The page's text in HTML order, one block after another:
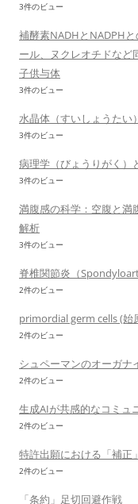
3件のビュー
補酵素NADHとNADPH
ール、ヌクレオチドなど
子供与体
3件のビュー
水晶体（すいしょうたい
3件のビュー
病理学（びょうりがく）
3件のビュー
満腹感の科学：空腹と満
解析
3件のビュー
脊椎関節炎（
2件のビュー
primordial germ cells (始
2件のビュー
シュペーマンのオーガナ
2件のビュー
生成AIが共感的なコミュ
2件のビュー
特許出願における「補
2件のビュー
「条約」足切回避作戦